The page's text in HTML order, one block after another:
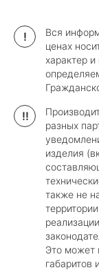
!
Вся
ценах
характер
!!
разных
изделия
также не
Это может
габаритов